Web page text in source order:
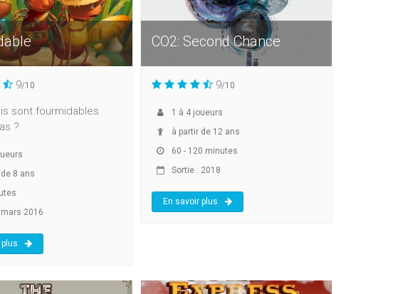
9/10
sont fourmidables
?
8 ans
2016
plus
CO2: Second Chance
9/10
1 à 4joueurs
à partir de 12 ans
60 - 120 minutes
Sortie : 2018
En savoir plus